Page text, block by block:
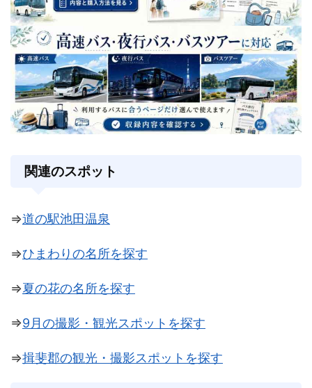
関連のスポット
⇒道の駅池田温泉
⇒ひまわりの名所を探す
⇒夏の花の名所を探す
⇒9月の撮影・観光スポットを探す
⇒揖斐郡の観光・撮影スポットを探す